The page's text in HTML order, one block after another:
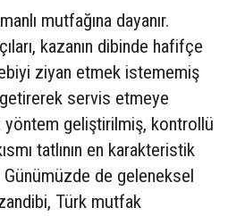
mutfağına dayanır.
kazanın dibinde hafifçe
ziyan etmek istememiş
servis etmeye
yöntem geliştirilmiş, kontrollü
tatlının en karakteristik
de geleneksel
Türk mutfak